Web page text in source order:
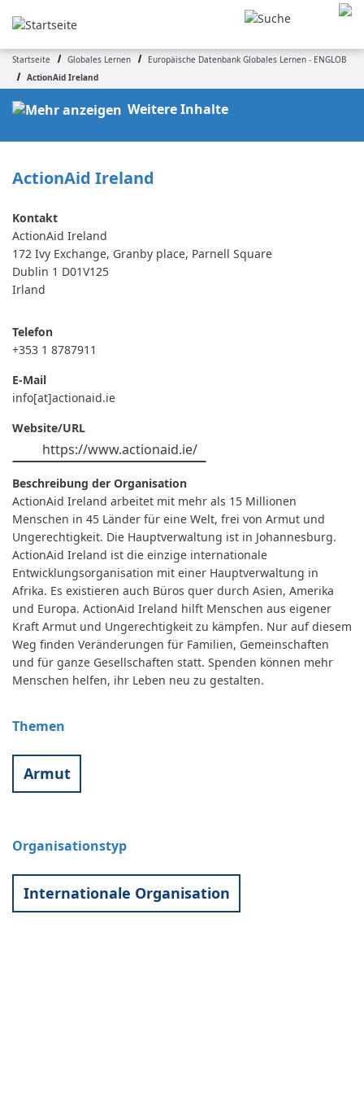
zum
Pfadnavigation
Startseite Globales Lernen
Europäische Datenbank Globales Lernen - ENGLOB
ActionAid Ireland
Weitere Inhalte
ActionAid Ireland
ActionAid Ireland
172 Ivy Exchange, Granby place, Parnell Square
Dublin 1 D01V125
Irland
Telefon
+353 1 8787911
E-Mail
info[at]actionaid.ie
Website/URL
https://www.actionaid.ie/
Beschreibung der Organisation
ActionAid Ireland arbeitet mit mehr als 15 Millionen
Menschen in 45 Länder für eine Welt, frei von Armut und
Ungerechtigkeit. Die Hauptverwaltung ist in Johannesburg.
ActionAid Ireland ist die einzige internationale
Entwicklungsorganisation mit einer Hauptverwaltung in
Afrika. Es existieren auch Büros quer durch Asien, Amerika
und Europa. ActionAid Ireland hilft Menschen aus eigener
Kraft Armut und Ungerechtigkeit zu kämpfen. Nur auf diesem
Weg finden Veränderungen für Familien, Gemeinschaften
und für ganze Gesellschaften statt. Spenden können mehr
Menschen helfen, ihr Leben neu zu gestalten.
Themen
Armut
Organisationstyp
Internationale Organisation